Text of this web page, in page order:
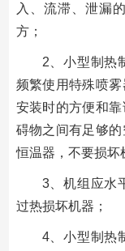
入、流滞、泄漏
方；
2、小型制热
频繁使用特殊喷
安装时的方便和
碍物之间有足够
恒温器，不要损坏
3、机组应水
过热损坏机器；
4、小型制热